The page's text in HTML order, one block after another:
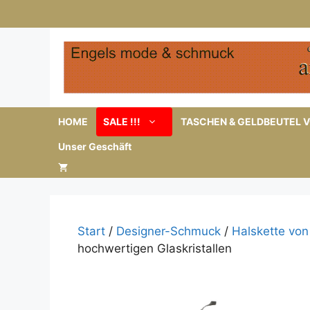
Inhalt
HOME SALE !!! TASCHEN & GELDBEUTEL
Unser Geschäft
Start / Designer-Schmuck / Halskette
hochwertigen Glaskristallen